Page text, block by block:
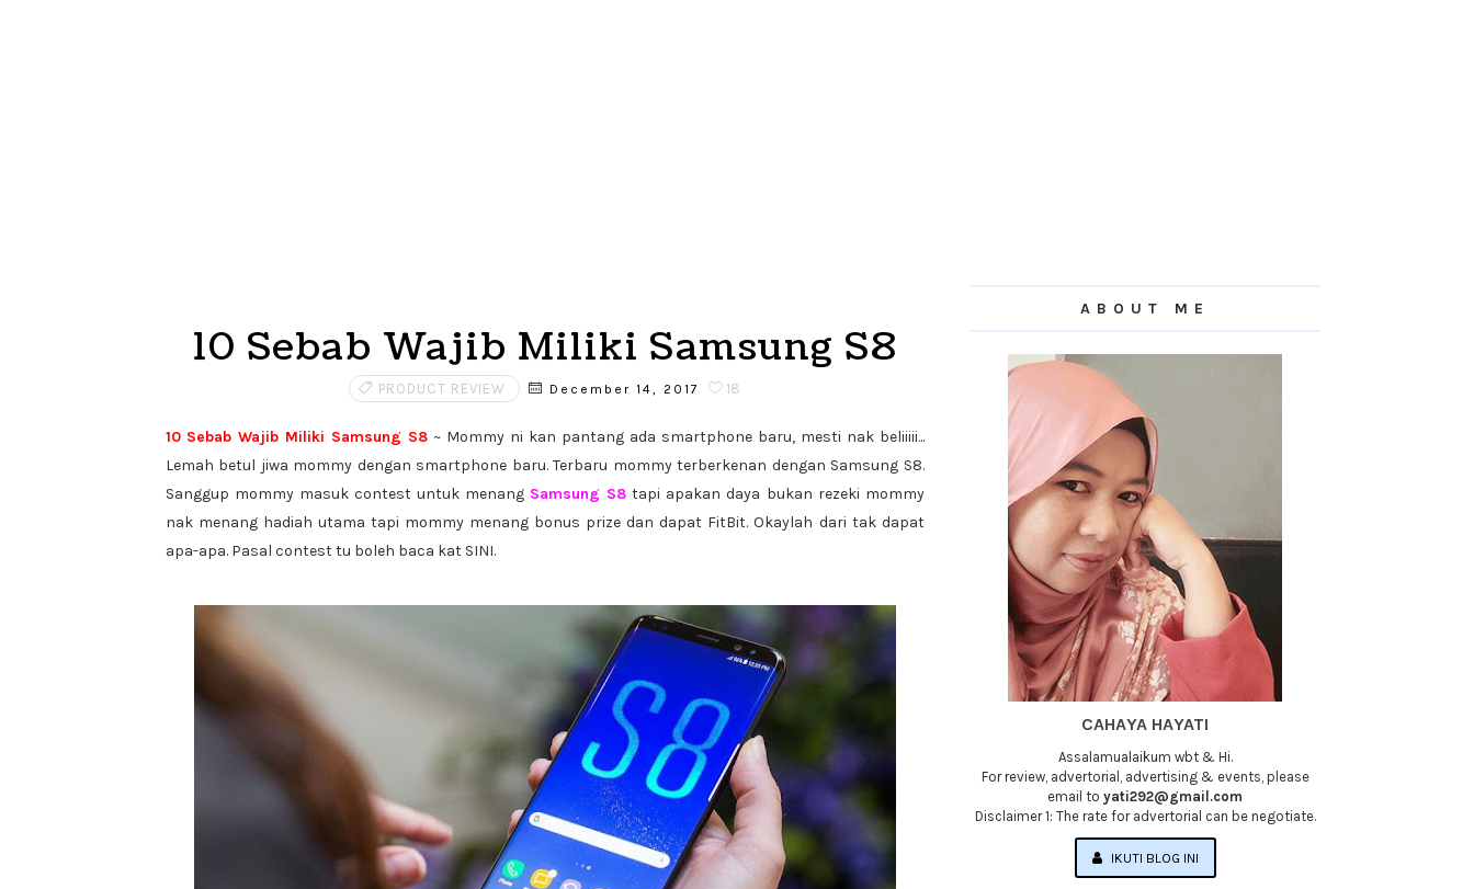
10 Sebab Wajib Miliki Samsung S8
PRODUCT REVIEW December 14, 2017 18
10 Sebab Wajib Miliki Samsung S8 ~ Mommy ni kan pantang ada smartphone baru, mesti nak beliiiii...
Lemah betul jiwa mommy dengan smartphone baru. Terbaru mommy terberkenan dengan Samsung S8.
Sanggup mommy masuk contest untuk menang Samsung S8 tapi apakan daya bukan rezeki mommy
nak menang hadiah utama tapi mommy menang bonus prize dan dapat FitBit. Okaylah dari tak dapat
apa-apa. Pasal contest tu boleh baca kat SINI.
ABOUT ME
CAHAYA HAYATI
Assalamualaikum wbt & Hi.
For review, advertorial, advertising & events, please
email toyati292@gmail.com
Disclaimer 1: The rate for advertorial can be negotiate.
IKUTI BLOG INI